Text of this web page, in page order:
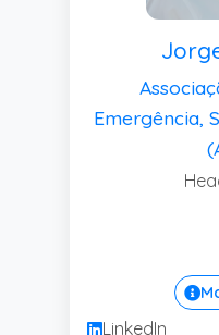
Emergência,
LinkedIn